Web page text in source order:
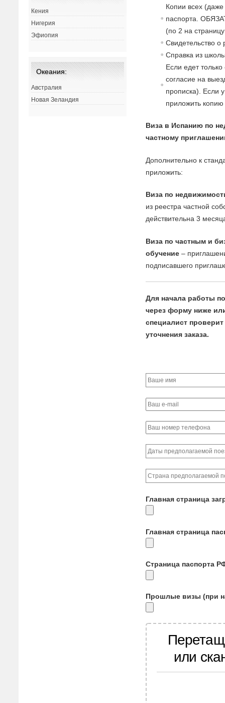
Копии всех (даже
паспорта.
(по 2 на
Свидетельство о
Справка из
Если едет
согласие на в
прописка). Если
приложить
Виза в Испанию по
частному
Дополнительно к
приложить:
Виза по
из реестра частной
действительна 3
Виза по частным и
обучение –
подписавшего
Для начала работы
через форму ниже
специалист
уточнения заказа.
Главная страница
Главная страница
Страница паспорта
Прошлые визы (при
или
Кения
Нигерия
Эфиопия
Океания:
Австралия
Новая Зеландия